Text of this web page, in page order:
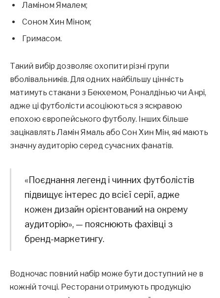
Ламіном Ямалем;
Соном Хин Міном;
Гримасом.
Такий вибір дозволяє охопити різні групи
вболівальників. Для одних найбільшу цінність
матимуть стакани з Бекхемом, Роналдінью чи Анрі,
адже ці футболісти асоціюються з яскравою
епохою європейського футболу. Інших більше
зацікавлять Ламін Ямаль або Сон Хин Мін, які мають
значну аудиторію серед сучасних фанатів.
«Поєднання легенд і чинних футболістів
підвищує інтерес до всієї серії, адже
кожен дизайн орієнтований на окрему
аудиторію», — пояснюють фахівці з
бренд-маркетингу.
Водночас повний набір може бути доступний не в
кожній точці. Ресторани отримують продукцію